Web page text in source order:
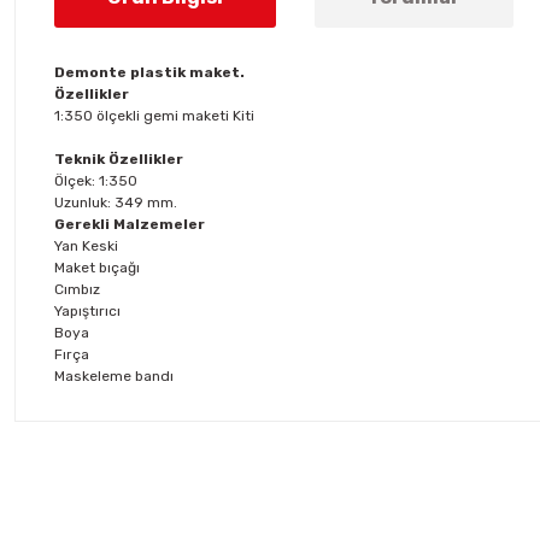
Demonte plastik maket.
Özellikler
1:350 ölçekli gemi maketi Kiti
Teknik Özellikler
Ölçek: 1:350
Uzunluk: 349 mm.
Gerekli Malzemeler
Yan Keski
Maket bıçağı
Cımbız
Yapıştırıcı
Boya
Fırça
Maskeleme bandı